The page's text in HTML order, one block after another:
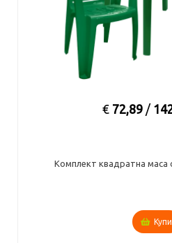
€ 72,89 /
Комплект квадратна маса
Купи